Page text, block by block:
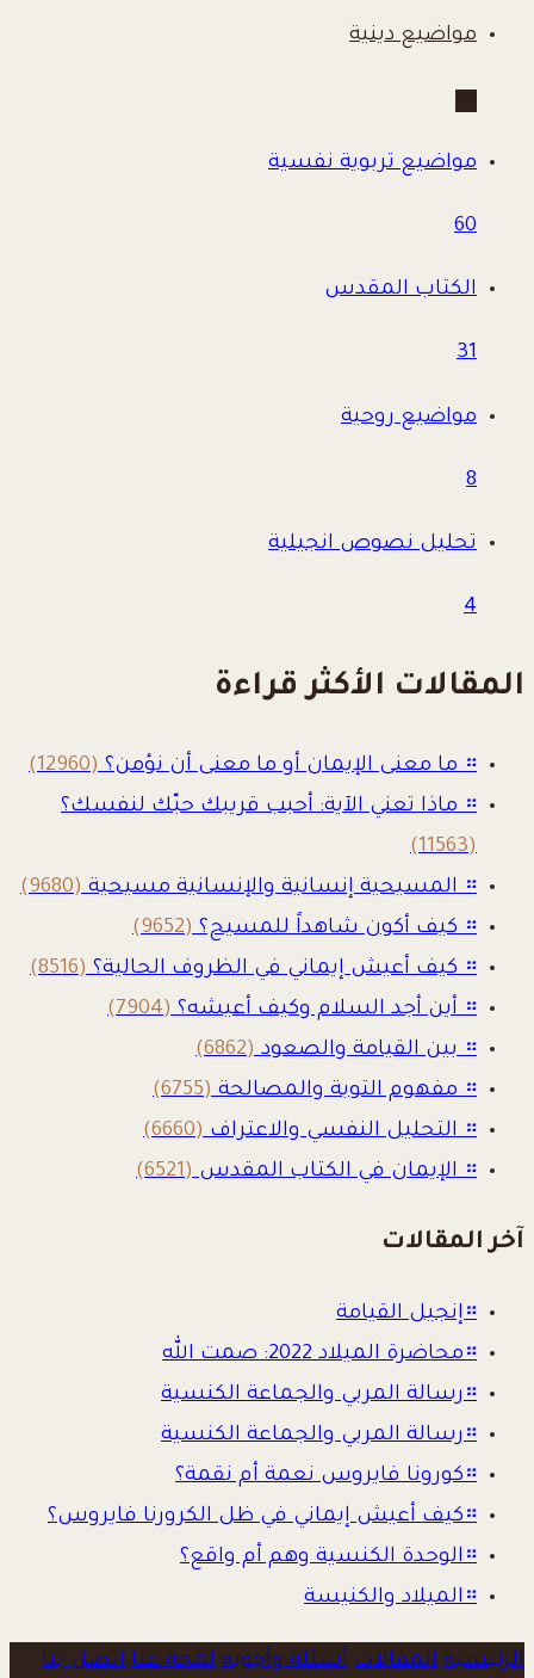
مواضيع دينية
مواضيع تربوية نفسية
60
الكتاب المقدس
31
مواضيع روحية
8
تحليل نصوص انجيلية
4
المقالات الأكثر قراءة
። ما معنى الإيمان أو ما معنى أن نؤمن؟(12960)
። ماذا تعني الآية: أحبب قريبك حبّك لنفسك؟
(11563)
። المسيحية إنسانية والإنسانية مسيحية(9680)
። كيف أكون شاهداً للمسيح؟(9652)
። كيف أعيش إيماني في الظروف الحالية؟(8516)
። أين أجد السلام وكيف أعيشه؟(7904)
። بين القيامة والصعود(6862)
። مفهوم التوبة والمصالحة(6755)
። التحليل النفسي والاعتراف(6660)
። الإيمان في الكتاب المقدس(6521)
آخر المقالات
።إنجيل القيامة
።محاضرة الميلاد 2022: صمت الله
።رسالة المربي والجماعة الكنسية
።رسالة المربي والجماعة الكنسية
።كورونا فايروس نعمة أم نقمة؟
።كيف أعيش إيماني في ظل الكرورنا فايروس؟
።الوحدة الكنسية وهم أم واقع؟
።الميلاد والكنيسة
الرئيسية المقالات أسئلة وأجوبة لمحة عنا اتصل بنا